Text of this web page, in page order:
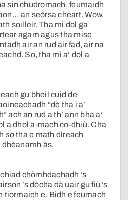
sin chudromach, feumaidh
an seòrsa cheart. Wow,
soilleir. Tha mi dol ga
agam agus tha mise
air an rud air fad, air na
So, tha mi a’ dol a
gu bheil cuid de
“dè tha i a’
ach an rud a th’ ann bha a’
a dhol a-mach co-dhiù. Cha
sotha e math dìreach
dhèanamh às.
chòmhdachadh ’s
’s dòcha dà uair gu fiù ’s
tiormaich e. Bidh e feumach